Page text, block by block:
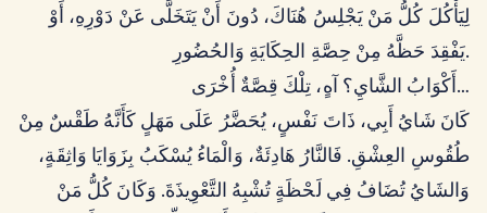
لِيَأْكُلَ كُلُّ مَنْ يَجْلِسُ هُنَاكَ، دُونَ أَنْ يَتَخَلَّى عَنْ دَوْرِهِ، أَوْ
يَفْقِدَ حَظَّهُ مِنْ حِصَّةِ الحِكَايَةِ وَالحُضُورِ.
أَكْوَابُ الشَّايِ؟ آهٍ، تِلْكَ قِصَّةٌ أُخْرَى…
كَانَ شَايُ أَبِي، ذَاتَ نَفْسٍ، يُحَضَّرُ عَلَى مَهَلٍ كَأَنَّهُ طَقْسٌ مِنْ
طُقُوسِ العِشْقِ. فَالنَّارُ هَادِئَةٌ، وَالْمَاءُ يُسْكَبُ بِزَوَايَا وَاثِقَةٍ،
وَالشَايُ تُضَافُ فِي لَحْظَةٍ تُشْبِهُ التَّعْوِيذَةَ. وَكَانَ كُلُّ مَنْ